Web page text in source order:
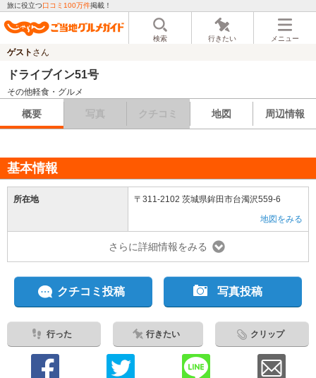
旅に役立つ口コミ100万件掲載！
検索 行きたい メニュー
ゲスト さん
ドライブイン51号
その他軽食・グルメ
概要 写真 クチコミ 地図 周辺情報
基本情報
所在地
〒311-2102 茨城県鉾田市台濁沢559-6
地図をみる
さらに詳細情報をみる
クチコミ投稿 写真投稿
行った 行きたい クリップ